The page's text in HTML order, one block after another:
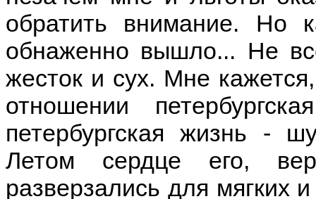
обратить внимание. Но
обнаженно вышло... Не
жесток и сух. Мне
отношении
петербургская жизнь -
Летом сердце его,
разверзались для мягких